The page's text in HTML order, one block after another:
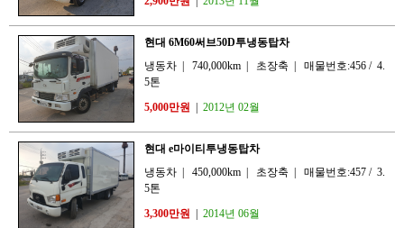
현대 6M60써브50D투냉동탑차
냉동차
740,000km 초장축 매물번호:456 / 4.
5톤
5,000만원
2012년 02월
현대 e마이티투냉동탑차
냉동차
450,000km 초장축 매물번호:457 / 3.
5톤
3,300만원
2014년 06월